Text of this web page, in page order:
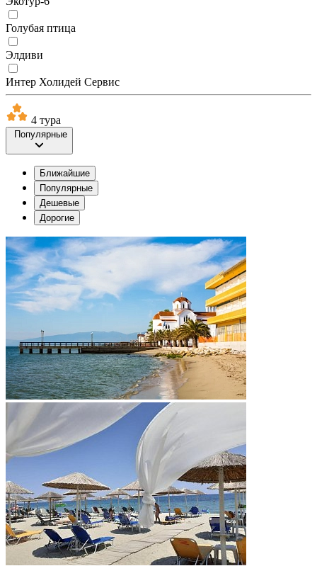
Голубая птица
Элдиви
Интер Холидей Сервис
4 тура
Популярные
Ближайшие
Популярные
Дешевые
Дорогие